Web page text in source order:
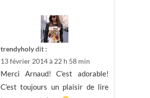
trendyholydit :
13 février 2014 à 22 h 58 min
Merci Arnaud! C’est adorable!
C’est toujours un plaisir de lire